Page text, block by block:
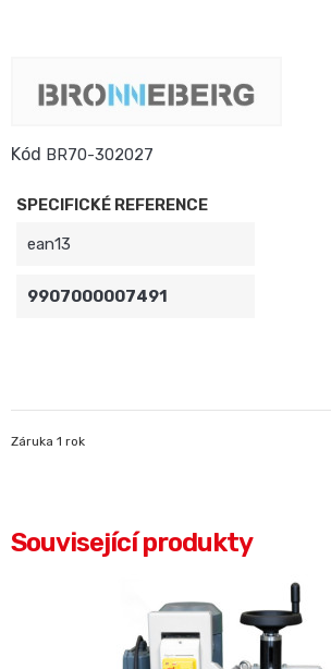
Kód BR70-302027
SPECIFICKÉ REFERENCE
ean13
9907000007491
Záruka 1 rok
Související produkty